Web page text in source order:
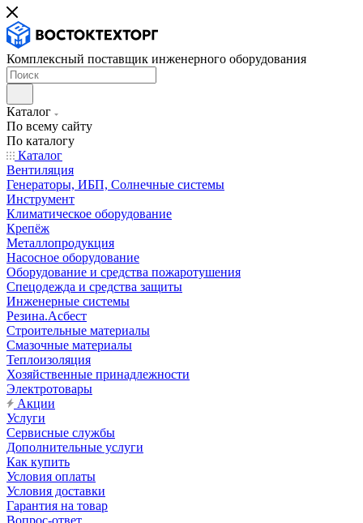
Комплексный поставщик инженерного оборудования
Каталог
По всему сайту
По каталогу
Каталог
Вентиляция
Генераторы, ИБП, Солнечные системы
Инструмент
Климатическое оборудование
Крепёж
Металлопродукция
Насосное оборудование
Оборудование и средства пожаротушения
Спецодежда и средства защиты
Инженерные системы
Резина.Асбест
Строительные материалы
Смазочные материалы
Теплоизоляция
Хозяйственные принадлежности
Электротовары
Акции
Услуги
Сервисные службы
Дополнительные услуги
Как купить
Условия оплаты
Условия доставки
Гарантия на товар
Вопрос-ответ